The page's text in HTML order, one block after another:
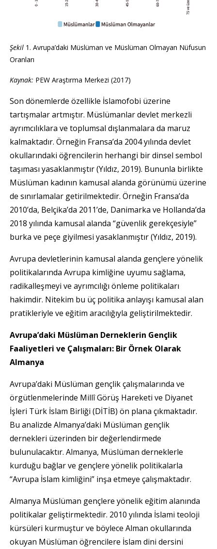
Şekil 1. Avrupa’daki Müslüman ve Müslüman Olmayan Nüfusun
Oranları
Kaynak: PEW Araştırma Merkezi (2017)
Son dönemlerde özellikle İslamofobi üzerine
tartışmalar artmıştır. Müslümanlar devlet merkezli
ayrımcılıklara ve toplumsal dışlanmalara da maruz
kalmaktadır. Örneğin Fransa’da 2004 yılında devlet
okullarındaki öğrencilerin herhangi bir dinsel sembol
taşıması yasaklanmıştır (Yıldız, 2019). Bununla birlikte
Müslüman kadının kamusal alanda görünümü üzerine
de sınırlamalar getirilmektedir. Örneğin Fransa’da
2010’da, Belçika’da 2011’de, Danimarka ve Hollanda’da
2018 yılında kamusal alanda “güvenlik gerekçesiyle”
burka ve peçe giyilmesi yasaklanmıştır (Yıldız, 2019).
Avrupa devletlerinin kamusal alanda gençlere yönelik
politikalarında Avrupa kimliğine uyumu sağlama,
radikalleşmeyi ve ayrımcılığı önleme politikaları
hakimdir. Nitekim bu üç politika anlayışı kamusal alan
pratikleriyle ve eğitim aracılığıyla geliştirilmektedir.
Avrupa’daki Müslüman Derneklerin Gençlik
Faaliyetleri ve Çalışmaları: Bir Örnek Olarak
Almanya
Avrupa’daki Müslüman gençlik çalışmalarında ve
örgütlenmelerinde Millî Görüş Hareketi ve Diyanet
İşleri Türk İslam Birliği (DİTİB) ön plana çıkmaktadır.
Bu analizde Almanya’daki Müslüman gençlik
dernekleri üzerinden bir değerlendirmede
bulunulacaktır. Almanya, Müslüman derneklerle
kurduğu bağlar ve gençlere yönelik politikalarla
“Avrupa İslam kimliğini” inşa etmeye çalışmaktadır.
Almanya Müslüman gençlere yönelik eğitim alanında
politikalar geliştirmektedir. 2010 yılında İslami teoloji
kürsüleri kurmuştur ve böylece Alman okullarında
okuyan Müslüman öğrencilere İslam dini dersini